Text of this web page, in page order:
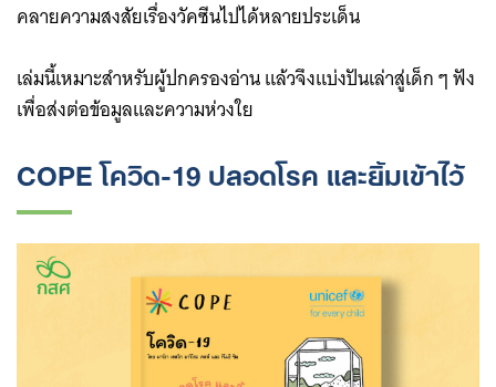
คลายความสงสัยเรื่องวัคซีนไปได้หลายประเด็น
เล่มนี้เหมาะสำหรับผู้ปกครองอ่าน แล้วจึงแบ่งปันเล่าสู่เด็ก ๆ ฟัง
เพื่อส่งต่อข้อมูลและความห่วงใย
COPE โควิด-19 ปลอดโรค และยิ้มเข้าไว้